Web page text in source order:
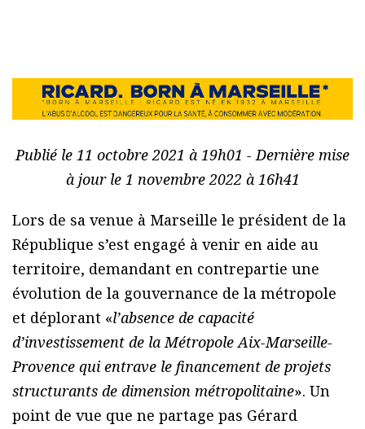
Publié le 11 octobre 2021 à 19h01 - Dernière mise
à jour le 1 novembre 2022 à 16h41
Lors de sa venue à Marseille le président de la
République s’est engagé à venir en aide au
territoire, demandant en contrepartie une
évolution de la gouvernance de la métropole
et déplorant «l’absence de capacité
d’investissement de la Métropole Aix-Marseille-
Provence qui entrave le financement de projets
structurants de dimension métropolitaine». Un
point de vue que ne partage pas Gérard